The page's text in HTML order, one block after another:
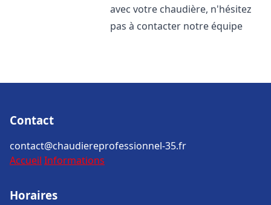
avec votre chaudière, n'hésitez
pas à contacter notre équipe
Contact
contact@chaudiereprofessionnel-35.fr
Accueil Informations
Horaires